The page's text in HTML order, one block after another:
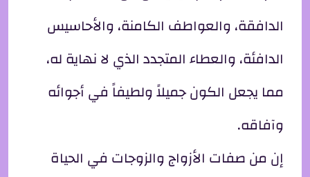
الدافقة، والعواطف الكامنة، والأحاسيس
الدافئة، والعطاء المتجدد الذي لا نهاية له،
مما يجعل الكون جميلاً ولطيفاً في أجوائه
وآفاقه.
إن من صفات الأزواج والزوجات في الحياة